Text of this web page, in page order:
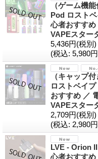
（ゲーム機
Pod ロスト
心者おすすめ
VAPEスター
5,436円(税別)
(税込: 5,980
（キャップ
ロストベイ
おすすめ ／
VAPEスター
2,709円(税別)
(税込: 2,980
LVE - Orion
心者おすすめ